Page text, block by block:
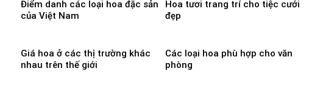
Điểm danh các loại hoa đặc sản
của Việt Nam
Hoa tươi trang trí cho tiệc cưới
đẹp
Giá hoa ở các thị trường khác
nhau trên thế giới
Các loại hoa phù hợp cho văn
phòng